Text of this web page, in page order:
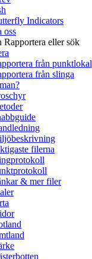
Indicators
oss
Rapportera eller sök
från punktlokal
från slinga
filerna
& mer filer